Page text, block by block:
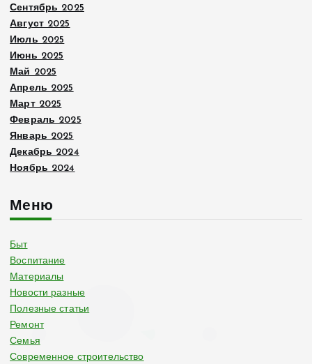
Сентябрь 2025
Август 2025
Июль 2025
Июнь 2025
Май 2025
Апрель 2025
Март 2025
Февраль 2025
Январь 2025
Декабрь 2024
Ноябрь 2024
Меню
Быт
Воспитание
Материалы
Новости разные
Полезные статьи
Ремонт
Семья
Современное строительство